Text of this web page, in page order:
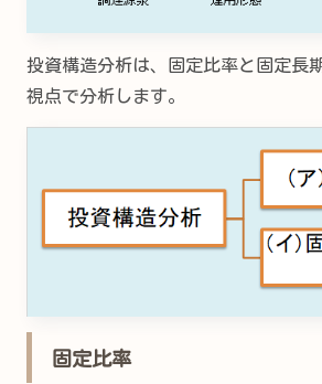
投資構造分析は、固定比率と固定長
視点で分析します。
固定比率